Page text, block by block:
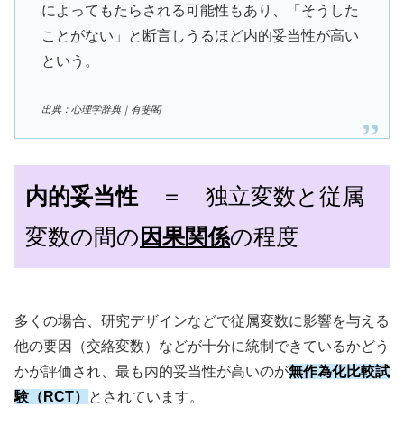
によってもたらされる可能性もあり、「そうした
ことがない」と断言しうるほど内的妥当性が高い
という。
出典：心理学辞典｜有斐閣
内的妥当性 ＝ 独立変数と従属
変数の間の 因果関係の程度
多くの場合、研究デザインなどで従属変数に影響を与える
他の要因（交絡変数）などが十分に統制できているかどう
かが評価され、最も内的妥当性が高いのが無作為化比較試
験（RCT）
とされています。